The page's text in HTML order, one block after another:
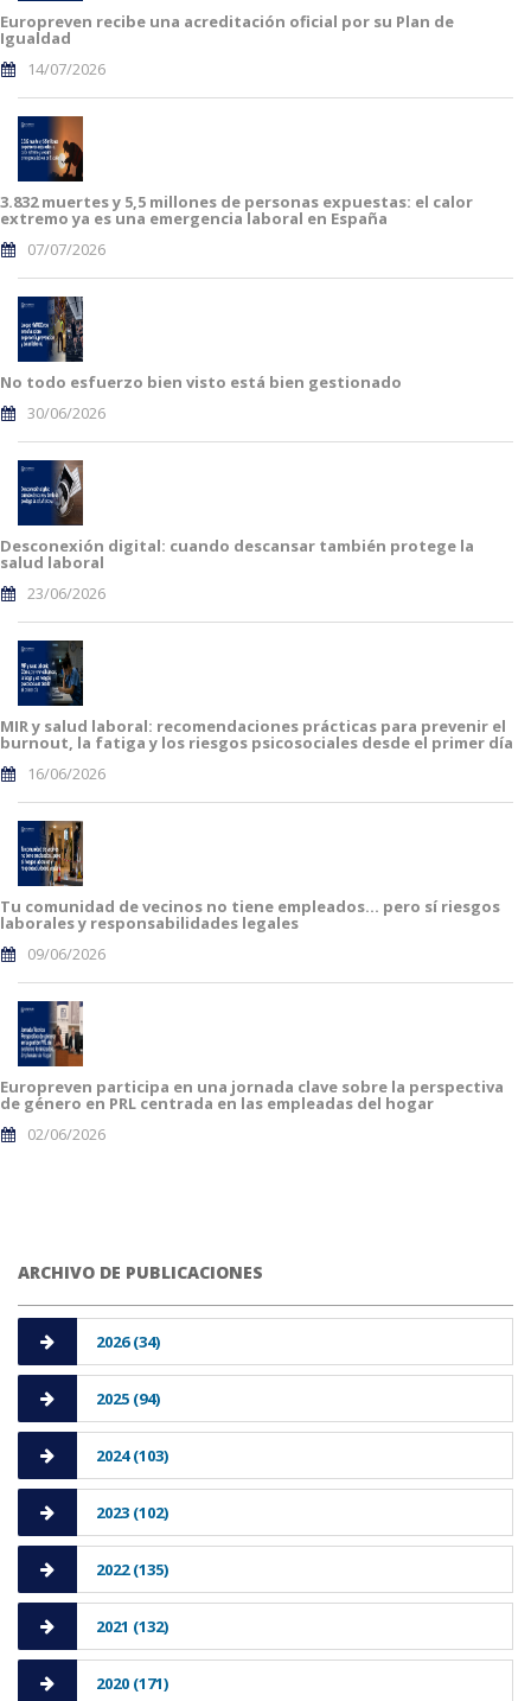
Europreven recibe una acreditación oficial por su Plan de
Igualdad
14/07/2026
3.832 muertes y 5,5 millones de personas expuestas: el calor
extremo ya es una emergencia laboral en España
07/07/2026
No todo esfuerzo bien visto está bien gestionado
30/06/2026
Desconexión digital: cuando descansar también protege la
salud laboral
23/06/2026
MIR y salud laboral: recomendaciones prácticas para prevenir el
burnout, la fatiga y los riesgos psicosociales desde el primer día
16/06/2026
Tu comunidad de vecinos no tiene empleados… pero sí riesgos
laborales y responsabilidades legales
09/06/2026
Europreven participa en una jornada clave sobre la perspectiva
de género en PRL centrada en las empleadas del hogar
02/06/2026
ARCHIVO DE PUBLICACIONES
2026 (34)
2025 (94)
2024 (103)
2023 (102)
2022 (135)
2021 (132)
2020 (171)